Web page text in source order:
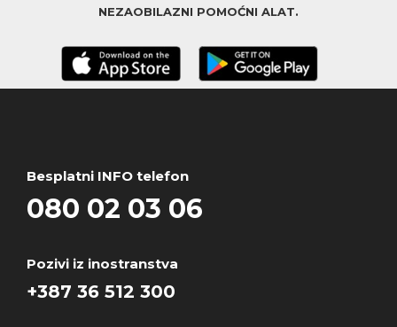
NEZAOBILAZNI POMOĆNI ALAT.
Besplatni INFO telefon
080 02 03 06
Pozivi iz inostranstva
+387 36 512 300